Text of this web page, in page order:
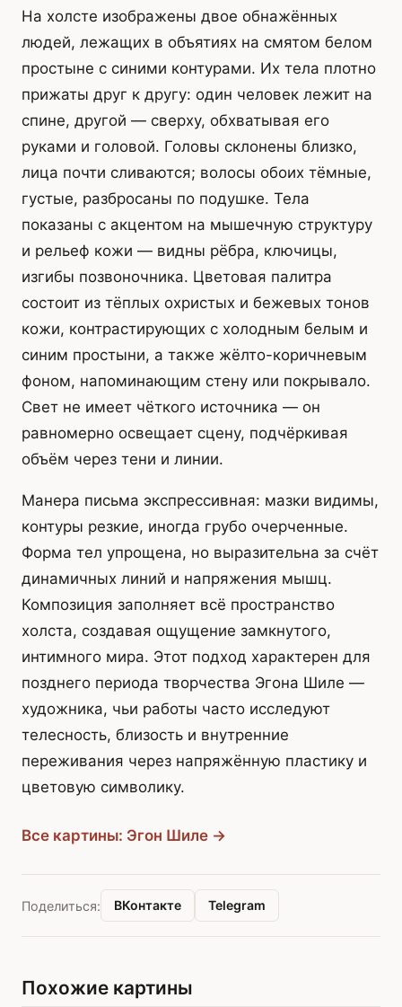
На холсте изображены двое обнажённых
людей, лежащих в объятиях на смятом белом
простыне с синими контурами. Их тела плотно
прижаты друг к другу: один человек лежит на
спине, другой — сверху, обхватывая его
руками и головой. Головы склонены близко,
лица почти сливаются; волосы обоих тёмные,
густые, разбросаны по подушке. Тела
показаны с акцентом на мышечную структуру
и рельеф кожи — видны рёбра, ключицы,
изгибы позвоночника. Цветовая палитра
состоит из тёплых охристых и бежевых тонов
кожи, контрастирующих с холодным белым и
синим простыни, а также жёлто-коричневым
фоном, напоминающим стену или покрывало.
Свет не имеет чёткого источника — он
равномерно освещает сцену, подчёркивая
объём через тени и линии.
Манера письма экспрессивная: мазки видимы,
контуры резкие, иногда грубо очерченные.
Форма тел упрощена, но выразительна за счёт
динамичных линий и напряжения мышц.
Композиция заполняет всё пространство
холста, создавая ощущение замкнутого,
интимного мира. Этот подход характерен для
позднего периода творчества Эгона Шиле —
художника, чьи работы часто исследуют
телесность, близость и внутренние
переживания через напряжённую пластику и
цветовую символику.
Все картины: Эгон Шиле →
Поделиться: ВКонтакте Telegram
Похожие картины